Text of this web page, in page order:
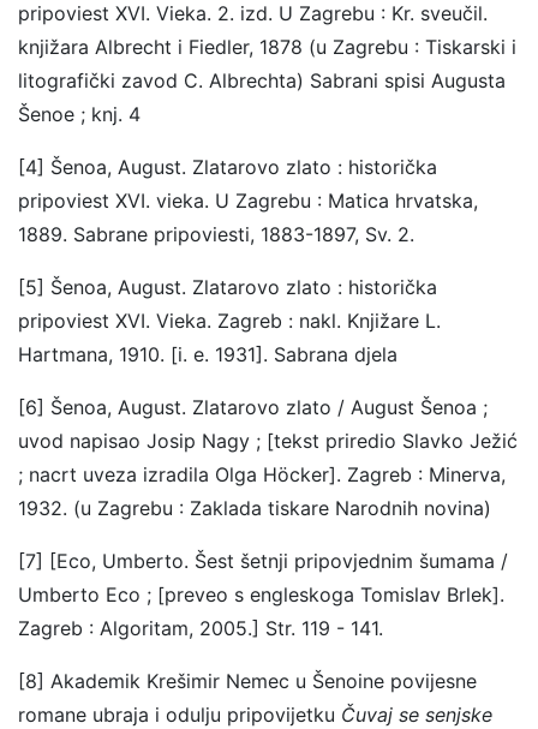
pripoviest XVI. Vieka. 2. izd. U Zagrebu : Kr. sveučil.
knjižara Albrecht i Fiedler, 1878 (u Zagrebu : Tiskarski i
litografički zavod C. Albrechta) Sabrani spisi Augusta
Šenoe ; knj. 4
[4] Šenoa, August. Zlatarovo zlato : historička
pripoviest XVI. vieka. U Zagrebu : Matica hrvatska,
1889. Sabrane pripoviesti, 1883-1897, Sv. 2.
[5] Šenoa, August. Zlatarovo zlato : historička
pripoviest XVI. Vieka. Zagreb : nakl. Knjižare L.
Hartmana, 1910. [i. e. 1931]. Sabrana djela
[6] Šenoa, August. Zlatarovo zlato / August Šenoa ;
uvod napisao Josip Nagy ; [tekst priredio Slavko Ježić
; nacrt uveza izradila Olga Höcker]. Zagreb : Minerva,
1932. (u Zagrebu : Zaklada tiskare Narodnih novina)
[7] [Eco, Umberto. Šest šetnji pripovjednim šumama /
Umberto Eco ; [preveo s engleskoga Tomislav Brlek].
Zagreb : Algoritam, 2005.] Str. 119 - 141.
[8] Akademik Krešimir Nemec u Šenoine povijesne
romane ubraja i odulju pripovijetku Čuvaj se senjske